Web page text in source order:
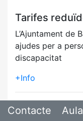
Tarifes
L’Ajuntament de
ajudes per a
discapacitat
+Info
Contacte